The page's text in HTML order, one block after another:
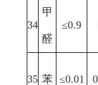
34
甲
醛
≤0.9
35 苯 ≤0.01